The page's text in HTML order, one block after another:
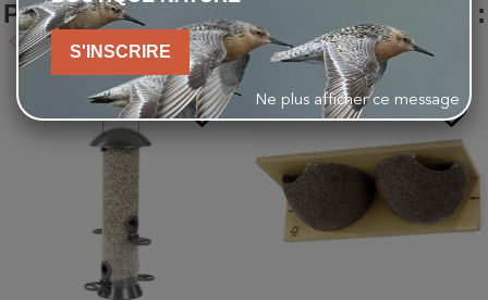
PRODUIT ONT ÉGALEMENT ACHETÉ :
Précédent
keyboard_arrow_left Suivant
keyboard_arrow_right
favorite_border favorite_border
S'INSCRIRE
Ne plus afficher ce message